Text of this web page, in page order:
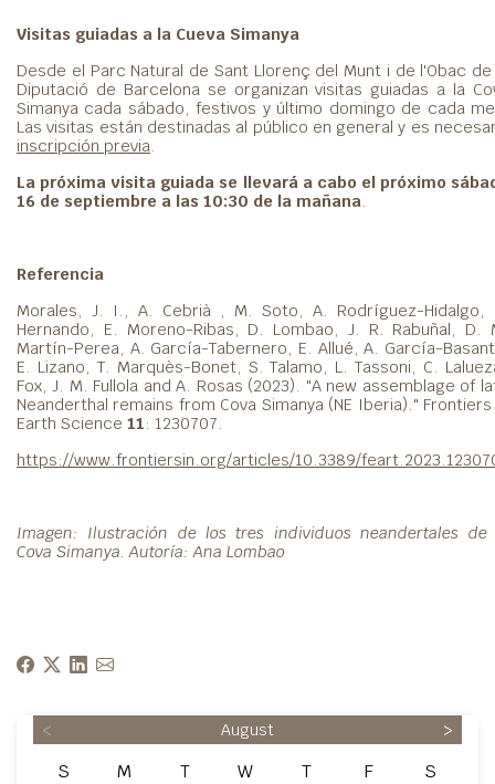
Visitas guiadas a la Cueva Simanya
Desde el Parc Natural de Sant Llorenç del Munt i de l'Obac de
Diputació de Barcelona se organizan visitas guiadas a la
Simanya cada sábado, festivos y último domingo de cada
Las visitas están destinadas al público en general y es
inscripción previa
La próxima visita guiada se llevará a cabo el próximo
16 de septiembre a las 10:30 de la mañana
Referencia
Morales, J. I., A. Cebrià , M. Soto, A. Rodríguez-Hidalgo,
Hernando, E. Moreno-Ribas, D. Lombao, J. R. Rabuñal, D.
Martín-Perea, A. García-Tabernero, E. Allué, A. García-
E. Lizano, T. Marquès-Bonet, S. Talamo, L. Tassoni, C.
Fox, J. M. Fullola and A. Rosas (2023). "A new assemblage of
Neanderthal remains from Cova Simanya (NE Iberia)."
Earth Science 11: 1230707.
https://www.frontiersin.org/articles/10.3389/
Imagen: Ilustración de los tres individuos neandertales de
Cova Simanya. Autoría: Ana Lombao
< August >
S M T W T F S